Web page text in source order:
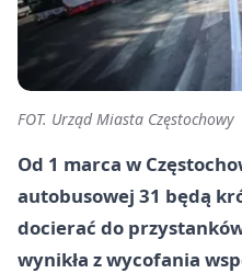
FOT. Urząd Miasta Częstochowy
Od 1 marca w
autobusowej 31 będą
docierać do
wynikła z wycofania